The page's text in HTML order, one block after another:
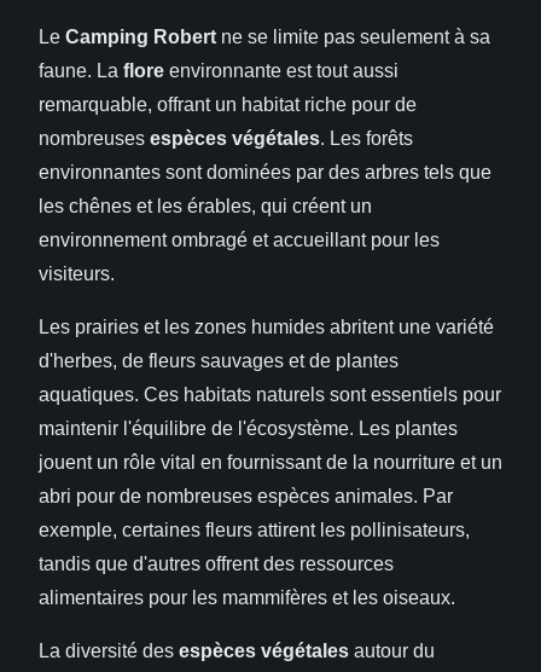
Le Camping Robert ne se limite pas seulement à sa
faune. La flore environnante est tout aussi
remarquable, offrant un habitat riche pour de
nombreuses espèces végétales. Les forêts
environnantes sont dominées par des arbres tels que
les chênes et les érables, qui créent un
environnement ombragé et accueillant pour les
visiteurs.
Les prairies et les zones humides abritent une variété
d'herbes, de fleurs sauvages et de plantes
aquatiques. Ces habitats naturels sont essentiels pour
maintenir l'équilibre de l'écosystème. Les plantes
jouent un rôle vital en fournissant de la nourriture et un
abri pour de nombreuses espèces animales. Par
exemple, certaines fleurs attirent les pollinisateurs,
tandis que d'autres offrent des ressources
alimentaires pour les mammifères et les oiseaux.
La diversité des espèces végétales autour du